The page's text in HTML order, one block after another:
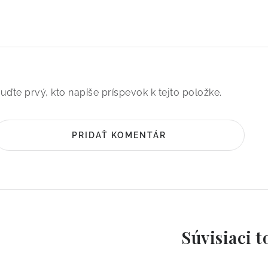
prvý, kto napíše príspevok k tejto položke.
PRIDAŤ KOMENTÁR
Súvisiaci